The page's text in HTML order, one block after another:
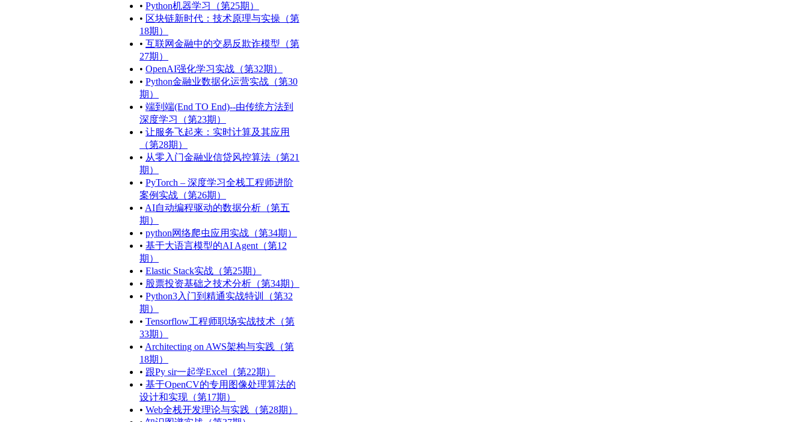
• Python机器学习（第25期）
• 区块链新时代：技术原理与实操（第
18期）
• 互联网金融中的交易反欺诈模型（第
27期）
• OpenAI强化学习实战（第32期）
• Python金融业数据化运营实战（第30
期）
• 端到端(End TO End)--由传统方法到
深度学习（第23期）
• 让服务飞起来：实时计算及其应用
（第28期）
• 从零入门金融业信贷风控算法（第21
期）
• PyTorch – 深度学习全栈工程师进阶
案例实战（第26期）
• AI自动编程驱动的数据分析（第五
期）
• python网络爬虫应用实战（第34期）
• 基于大语言模型的AI Agent（第12
期）
• Elastic Stack实战（第25期）
• 股票投资基础之技术分析（第34期）
• Python3入门到精通实战特训（第32
期）
• Tensorflow工程师职场实战技术（第
33期）
• Architecting on AWS架构与实践（第
18期）
• 跟Py sir一起学Excel（第22期）
• 基于OpenCV的专用图像处理算法的
设计和实现（第17期）
• Web全栈开发理论与实践（第28期）